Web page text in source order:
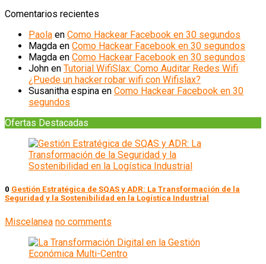
Comentarios recientes
Paola en Como Hackear Facebook en 30 segundos
Magda en Como Hackear Facebook en 30 segundos
Magda en Como Hackear Facebook en 30 segundos
John en Tutorial WifiSlax: Como Auditar Redes Wifi
¿Puede un hacker robar wifi con Wifislax?
Susanitha espina en Como Hackear Facebook en 30
segundos
Ofertas Destacadas
0 Gestión Estratégica de SQAS y ADR: La Transformación de la
Seguridad y la Sostenibilidad en la Logística Industrial
Miscelanea no comments